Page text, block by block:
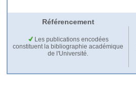
Référencement
Les publications encodées
constituent la bibliographie académique
de l'Université.